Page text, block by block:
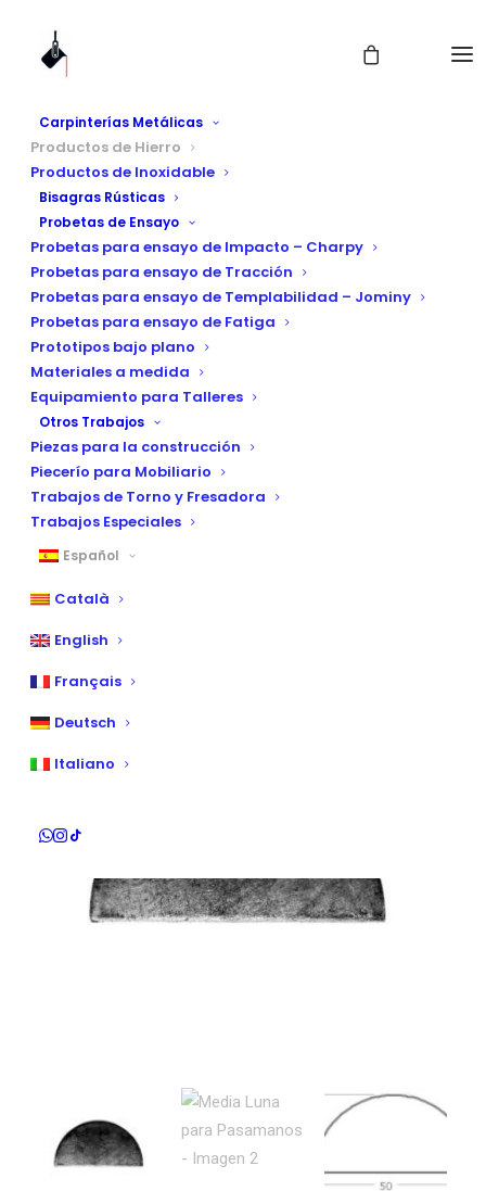
Carpinterías Metálicas
Productos de Hierro
Productos de Inoxidable
Bisagras Rústicas
Probetas de Ensayo
Probetas para ensayo de Impacto – Charpy
Probetas para ensayo de Tracción
Probetas para ensayo de Templabilidad – Jominy
Probetas para ensayo de Fatiga
Prototipos bajo plano
Materiales a medida
Equipamiento para Talleres
Otros Trabajos
Piezas para la construcción
Piecerío para Mobiliario
Trabajos de Torno y Fresadora
Trabajos Especiales
Español
Català
English
Français
Deutsch
Italiano
Media Luna para
Pasamanos